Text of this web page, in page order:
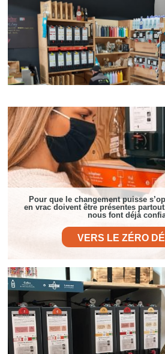
VERS LE ZÉRO
Pour que le changement puisse
en vrac doivent être présentes
nous font déjà